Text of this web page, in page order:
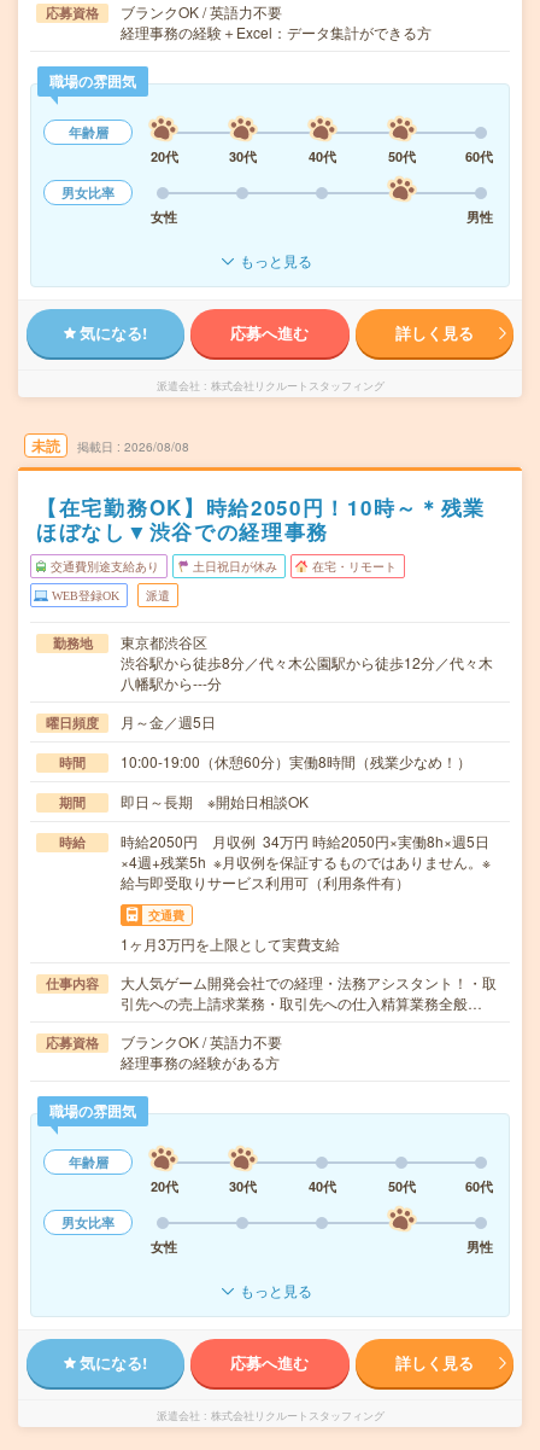
応募資格
ブランクOK / 英語力不要
経理事務の経験＋Excel：データ集計ができる方
職場の雰囲気
年齢層
20代
30代 40代 50代
60代
男女比率
女性
男性
もっと見る
気になる! 応募へ進む 詳しく見る
派遣会社 株式会社リクルートスタッフィング
未読 掲載日 2026/08/08
【在宅勤務OK】時給2050円！10時～＊残業
ほぼなし▼渋谷での経理事務
交通費別途支給あり 土日祝日が休み 在宅・リモート
WEB登録OK 派遣
勤務地
東京都渋谷区
渋谷駅から徒歩8分／代々木公園駅から徒歩12分／代々木
八幡駅から---分
曜日頻度 月～金／週5日
時間 10:00-19:00（休憩60分）実働8時間（残業少なめ！）
期間 即日～長期 ※開始日相談OK
時給
時給2050円 月収例 34万円 時給2050円×実働8h×週5日
×4週+残業5h ※月収例を保証するものではありません。※
給与即受取りサービス利用可（利用条件有）
交通費
1ヶ月3万円を上限として実費支給
仕事内容
大人気ゲーム開発会社での経理・法務アシスタント！・取
引先への売上請求業務・取引先への仕入精算業務全般…
応募資格
ブランクOK / 英語力不要
経理事務の経験がある方
職場の雰囲気
年齢層
20代
30代 40代 50代
60代
男女比率
女性
男性
もっと見る
気になる! 応募へ進む 詳しく見る
派遣会社 株式会社リクルートスタッフィング